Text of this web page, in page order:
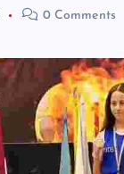
0 Comments